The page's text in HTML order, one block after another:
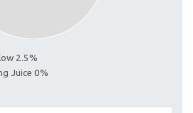
2.5%
Juice 0%